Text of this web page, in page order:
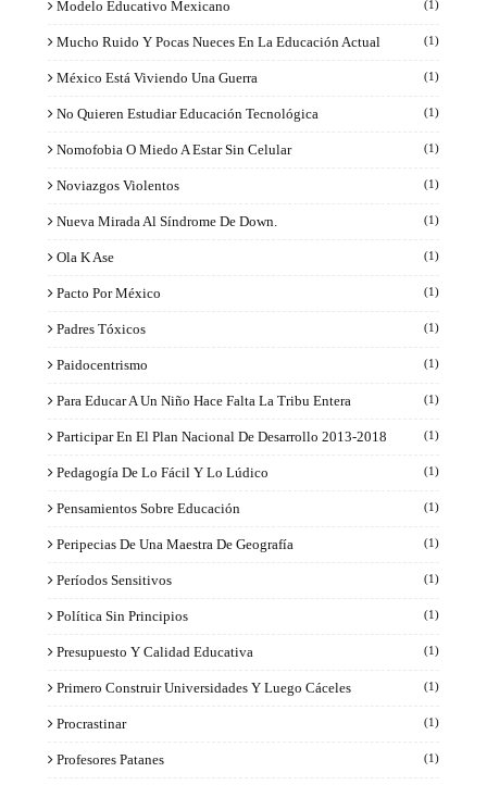
Modelo Educativo Mexicano (1)
Mucho Ruido Y Pocas Nueces En La Educación Actual (1)
México Está Viviendo Una Guerra (1)
No Quieren Estudiar Educación Tecnológica (1)
Nomofobia O Miedo A Estar Sin Celular (1)
Noviazgos Violentos (1)
Nueva Mirada Al Síndrome De Down. (1)
Ola K Ase (1)
Pacto Por México (1)
Padres Tóxicos (1)
Paidocentrismo (1)
Para Educar A Un Niño Hace Falta La Tribu Entera (1)
Participar En El Plan Nacional De Desarrollo 2013-2018 (1)
Pedagogía De Lo Fácil Y Lo Lúdico (1)
Pensamientos Sobre Educación (1)
Peripecias De Una Maestra De Geografía (1)
Períodos Sensitivos (1)
Política Sin Principios (1)
Presupuesto Y Calidad Educativa (1)
Primero Construir Universidades Y Luego Cáceles (1)
Procrastinar (1)
Profesores Patanes (1)